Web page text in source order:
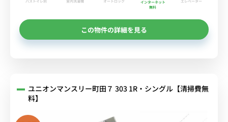
インターネット
無料
この物件の詳細を見る
ユニオンマンスリー町田７ 303 1R・シングル【清掃費無
料】